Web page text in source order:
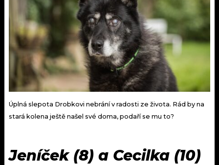
Úplná slepota Drobkovi nebrání v radosti ze života. Rád by na
stará kolena ještě našel své doma, podaří se mu to?
Jeníček (8) a Cecilka (10)